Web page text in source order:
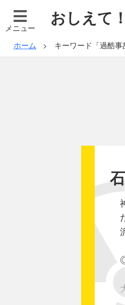
メニュー おしえて
ホーム キーワード「過酷